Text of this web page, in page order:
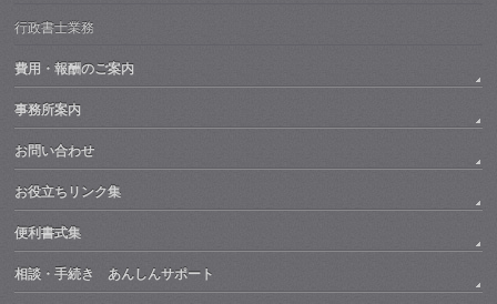
行政書士業務
費用・報酬のご案内
事務所案内
お問い合わせ
お役立ちリンク集
便利書式集
相談・手続き あんしんサポート